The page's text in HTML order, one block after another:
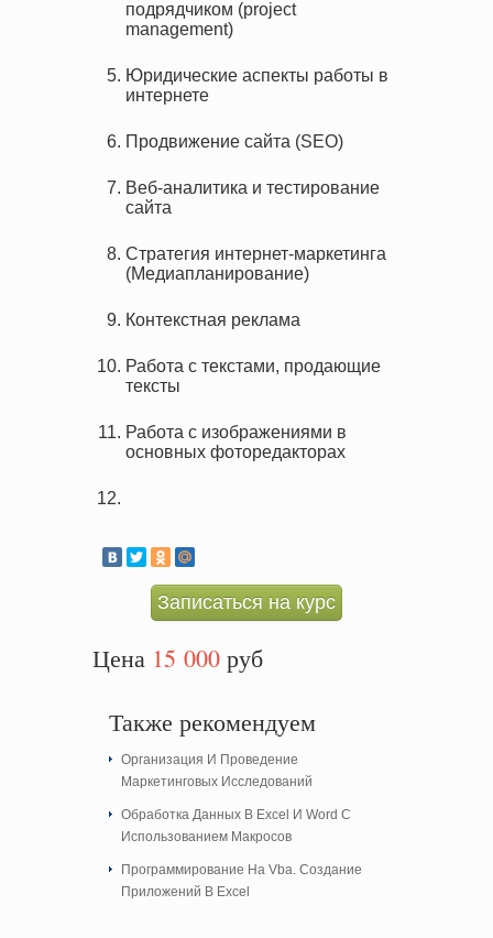
подрядчиком (project
management)
Юридические аспекты работы в
интернете
Продвижение сайта (SEO)
Веб-аналитика и тестирование
сайта
Стратегия интернет-маркетинга
(Медиапланирование)
Контекстная реклама
Работа с текстами, продающие
тексты
Работа с изображениями в
основных фоторедакторах
Записаться на курс
Цена 15 000 руб
Также рекомендуем
Организация И Проведение
Маркетинговых Исследований
Обработка Данных В Excel И Word С
Использованием Макросов
Программирование На Vba. Создание
Приложений В Excel